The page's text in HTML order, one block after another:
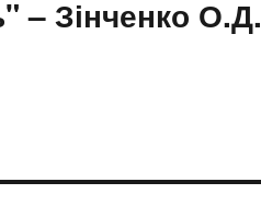
– Зінченко О.Д.